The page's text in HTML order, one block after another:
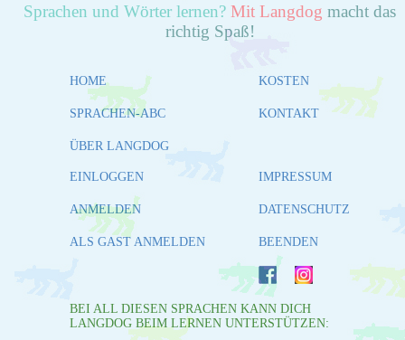
Sprachen und Wörter lernen? Mit Langdog macht das
richtig Spaß!
HOME
SPRACHEN-ABC
ÜBER LANGDOG
KOSTEN
KONTAKT
EINLOGGEN
ANMELDEN
ALS GAST ANMELDEN
IMPRESSUM
DATENSCHUTZ
BEENDEN
BEI ALL DIESEN SPRACHEN KANN DICH
LANGDOG BEIM LERNEN UNTERSTÜTZEN: